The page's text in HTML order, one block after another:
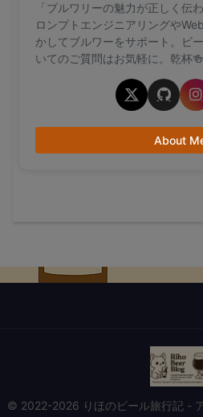
「ブルワリーの魅力が正しく伝
ロンプトエンジニアリングや
かしてブルワーをサポート。ビ
いてのご質問はお気軽に。乾杯🍻
About
© 2022-2026 りほのビール旅行記 -